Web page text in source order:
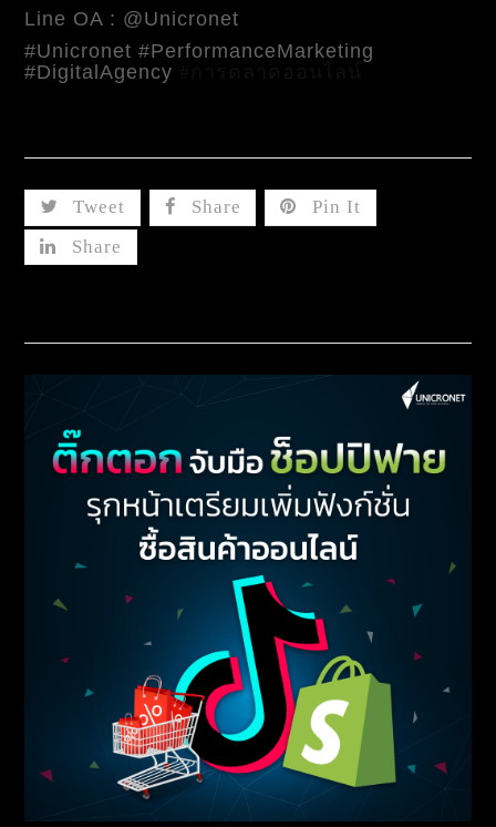
Line OA : @Unicronet
#Unicronet #PerformanceMarketing
#DigitalAgency
Tweet Share
Pin It
Share